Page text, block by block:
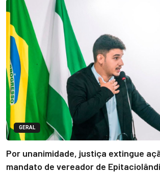
GERAL
Por unanimidade, justiça extingue
mandato de vereador de